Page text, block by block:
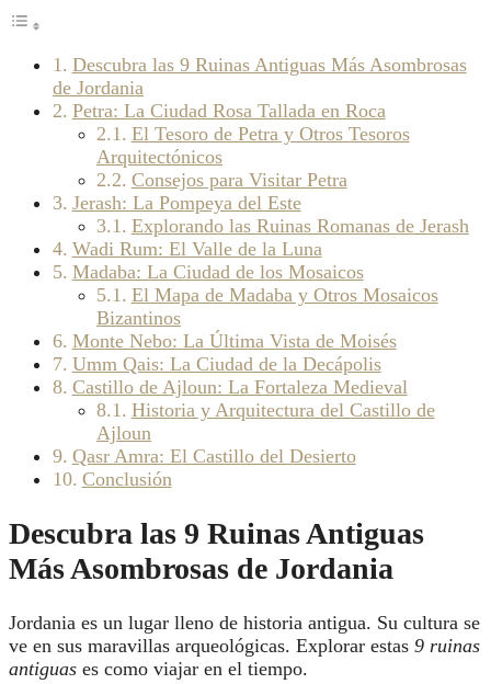
Descubra las 9 Ruinas Antiguas Más Asombrosas
de Jordania
Petra: La Ciudad Rosa Tallada en Roca
El Tesoro de Petra y Otros Tesoros
Arquitectónicos
Consejos para Visitar Petra
Jerash: La Pompeya del Este
Explorando las Ruinas Romanas de Jerash
Wadi Rum: El Valle de la Luna
Madaba: La Ciudad de los Mosaicos
El Mapa de Madaba y Otros Mosaicos
Bizantinos
Monte Nebo: La Última Vista de Moisés
Umm Qais: La Ciudad de la Decápolis
Castillo de Ajloun: La Fortaleza Medieval
Historia y Arquitectura del Castillo de
Ajloun
Qasr Amra: El Castillo del Desierto
Conclusión
Descubra las 9 Ruinas Antiguas
Más Asombrosas de Jordania
Jordania es un lugar lleno de historia antigua. Su cultura se
ve en sus maravillas arqueológicas. Explorar estas 9 ruinas
antiguas es como viajar en el tiempo.